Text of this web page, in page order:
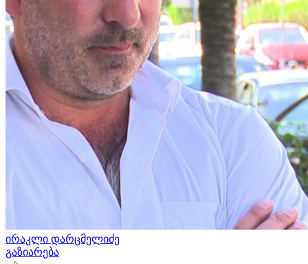
ირაკლი დარცმელიძე
გაზიარება